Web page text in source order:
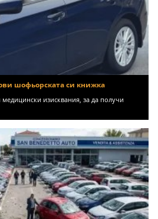
шофьорската си книжка
изисквания, за да получи